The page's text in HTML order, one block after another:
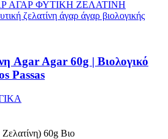
Agar Agar 60g | Βιολογικό
Passas
60g Βιο